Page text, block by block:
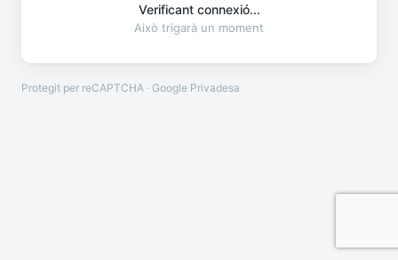
Verificant connexió...
Això trigarà un moment
Protegit per reCAPTCHA · Google Privadesa